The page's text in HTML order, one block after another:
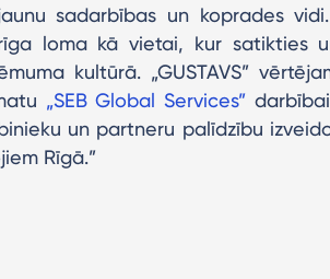
sadarbības un koprades
loma kā vietai, kur satikties
kultūrā. „GUSTAVS”
„SEB Global Services”
un partneru palīdzību
Rīgā.”